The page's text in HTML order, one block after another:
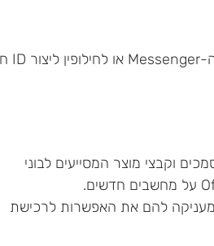
להם את האפשרות לרכישת